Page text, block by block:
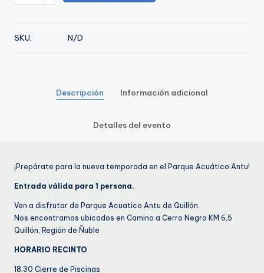
Enero
cantidad
SKU: N/D
Descripción Información adicional
Detalles del evento
¡Prepárate para la nueva temporada en el Parque Acuático Antu!
Entrada válida para 1 persona.
Ven a disfrutar de Parque Acuatico Antu de Quillón.
Nos encontramos ubicados en Camino a Cerro Negro KM 6,5
Quillón, Región de Ñuble
HORARIO RECINTO
18:30 Cierre de Piscinas